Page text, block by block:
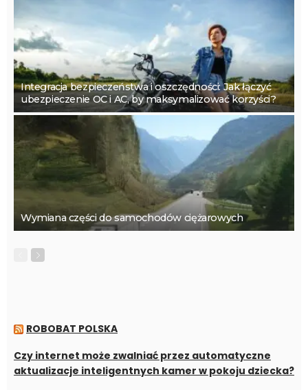
Integracja bezpieczeństwa i oszczędności: Jak łączyć
ubezpieczenie OC i AC, by maksymalizować korzyści?
Wymiana części do samochodów ciężarowych
ROBOBAT POLSKA
Czy internet może zwalniać przez automatyczne
aktualizacje inteligentnych kamer w pokoju dziecka?